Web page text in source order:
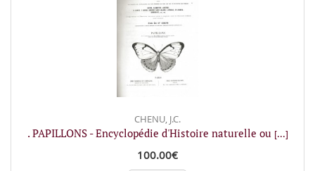
CHENU, J.C.
. PAPILLONS - Encyclopédie d'Histoire naturelle ou [...]
100.00€